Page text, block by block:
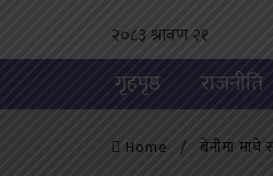
२०८३ श्रावण २१
गृहपृष्ठ राजनीति
Home बेनीमा